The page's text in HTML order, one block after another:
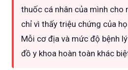
thuốc cá nhân của mình cho
chỉ vì thấy triệu chứng của
Mỗi cơ địa và mức độ bệnh
đồ y khoa hoàn toàn khác